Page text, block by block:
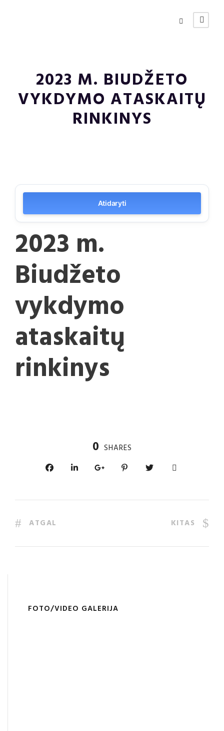
2023 M. BIUDŽETO
VYKDYMO ATASKAITŲ
RINKINYS
Atidaryti
2023 m.
Biudžeto
vykdymo
ataskaitų
rinkinys
0 SHARES
ATGAL KITAS
FOTO/VIDEO GALERIJA